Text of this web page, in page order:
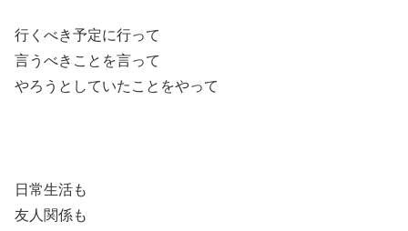
行くべき予定に行って
言うべきことを言って
やろうとしていたことをやって
日常生活も
友人関係も